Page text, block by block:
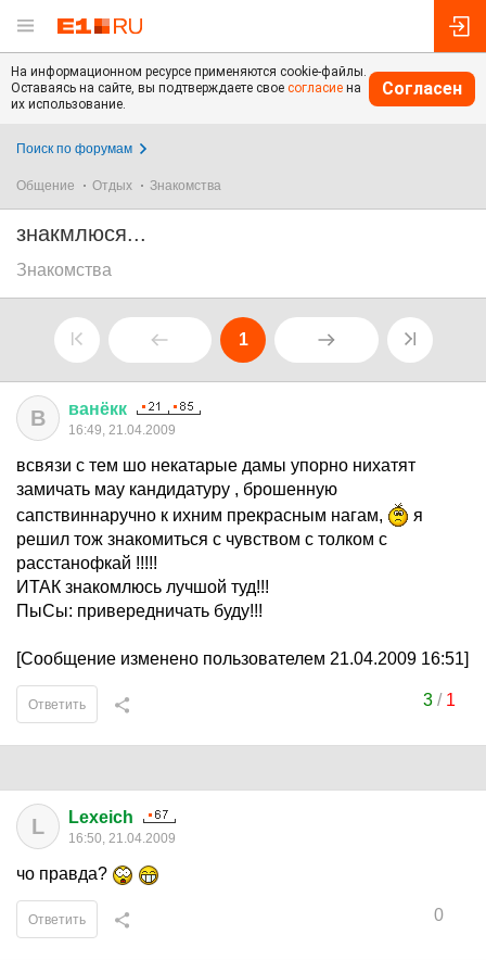
На информационном ресурсе применяются cookie-файлы.
Оставаясь на сайте, вы подтверждаете свое согласие на
их использование.
Согласен
Поиск по форумам
Общение Отдых Знакомства
знакмлюся...
Знакомства
1
В ванёкк
16:49, 21.04.2009
всвязи с тем шо некатарые дамы упорно нихатят
замичать мау кандидатуру , брошенную
сапствиннаручно к ихним прекрасным нагам,
я
решил тож знакомиться с чувством с толком с
расстанофкай !!!!!
ИТАК знакомлюсь лучшой туд!!!
ПыСы: привередничать буду!!!
[Сообщение изменено пользователем 21.04.2009 16:51]
3/ 1
Ответить
L Lexeich
16:50, 21.04.2009
чо правда?
0
Ответить